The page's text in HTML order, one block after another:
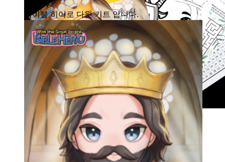
₩
바이블 히어로 다윗 키트 입니다.